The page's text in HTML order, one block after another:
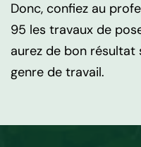
Donc, confiez au
95 les travaux de
aurez de bon résultat
genre de travail.